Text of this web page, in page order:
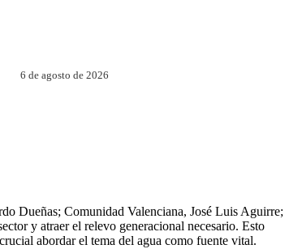
6 de agosto de 2026
Dueñas; Comunidad Valenciana, José Luis Aguirre;
y atraer el relevo generacional necesario. Esto
abordar el tema del agua como fuente vital.